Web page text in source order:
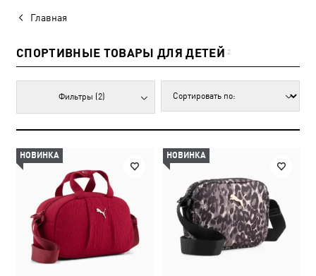
Главная
СПОРТИВНЫЕ ТОВАРЫ ДЛЯ ДЕТЕЙ 2
Фильтры (2)
НОВИНКА НОВИНКА